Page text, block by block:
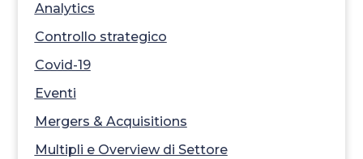
Analytics
Controllo strategico
Covid-19
Eventi
Mergers & Acquisitions
Multipli e Overview di Settore